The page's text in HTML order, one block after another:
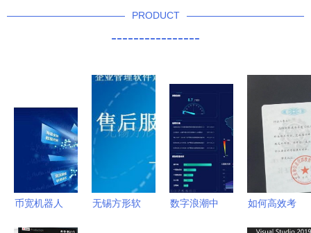
PRODUCT
----------------
币宽机器人
无锡方形软
数字浪潮中
如何高效考